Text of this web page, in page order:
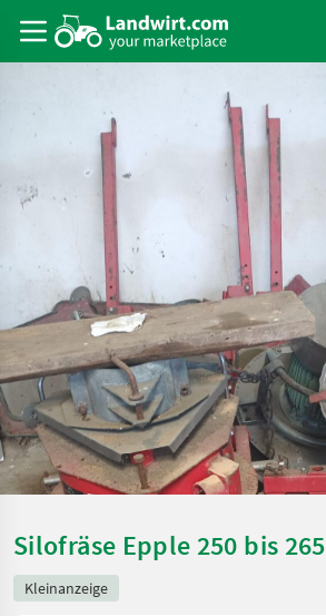
Silofräse Epple 250 bis 265
Kleinanzeige